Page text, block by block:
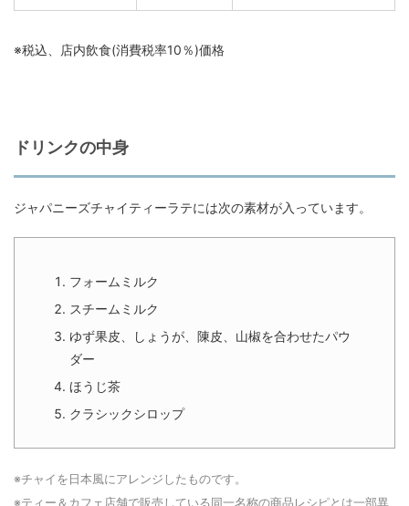
※税込、店内飲食(消費税率10％)価格
ドリンクの中身
ジャパニーズチャイティーラテには次の素材が入っています。
フォームミルク
スチームミルク
ゆず果皮、しょうが、陳皮、山椒を合わせたパウ
ダー
ほうじ茶
クラシックシロップ
※チャイを日本風にアレンジしたものです。
※ティー＆カフェ店舗で販売している同一名称の商品レシピとは一部異